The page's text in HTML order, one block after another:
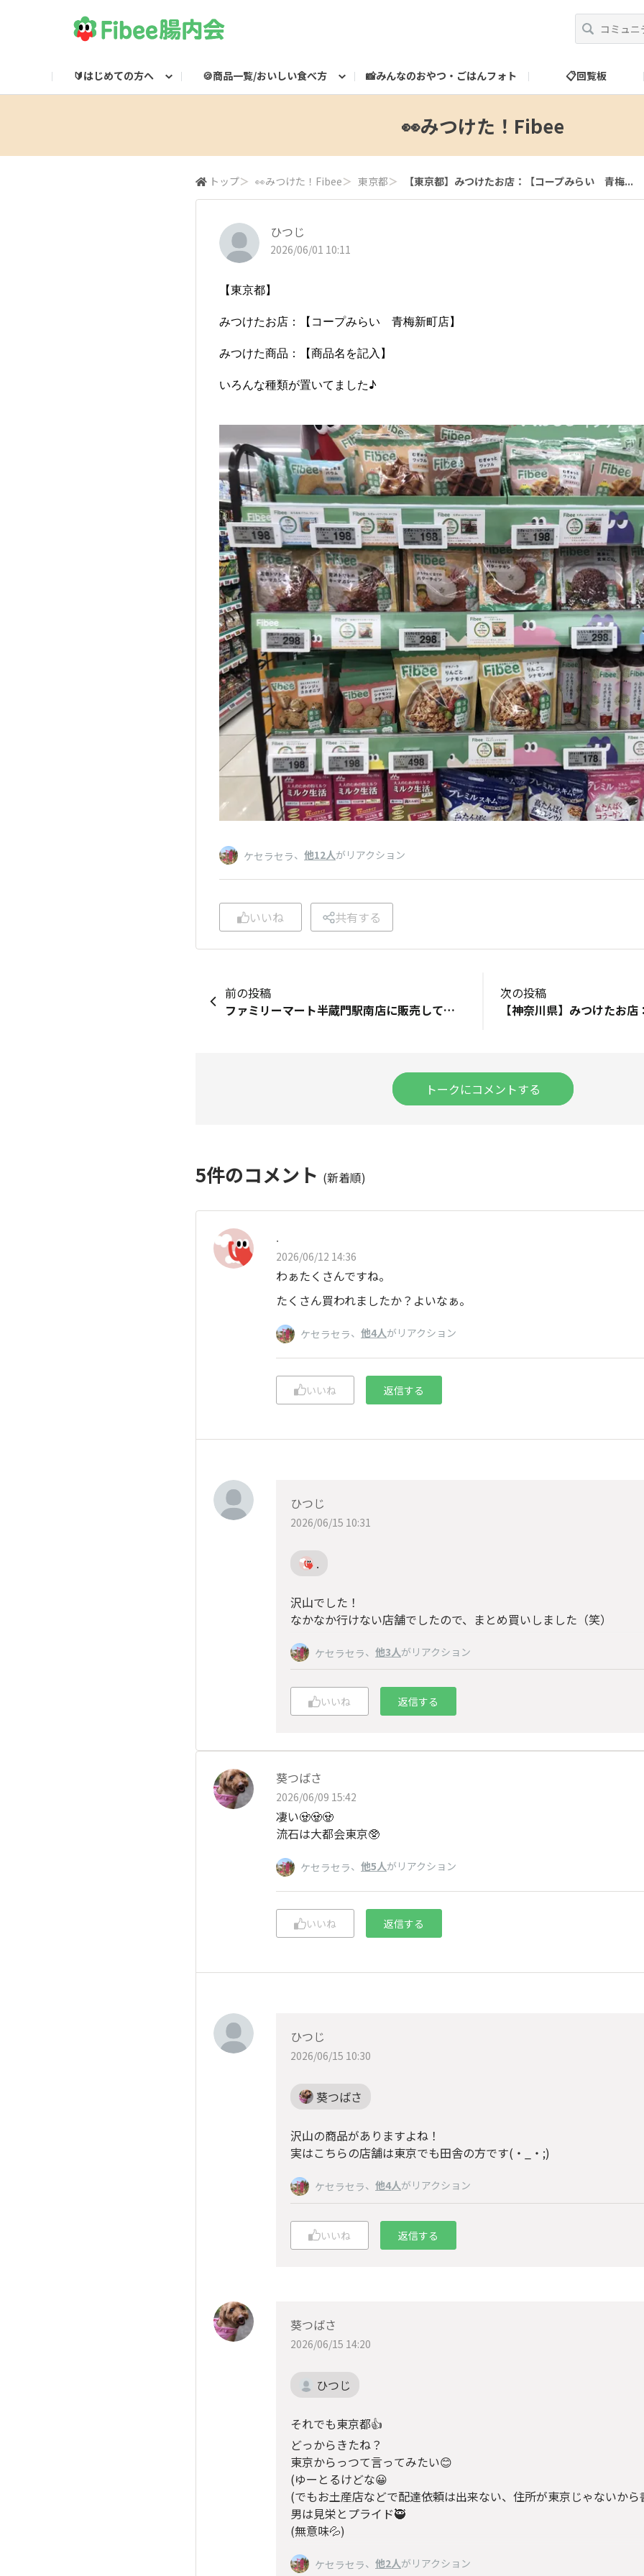
🔰はじめての方へ 🍪商品一覧/おいしい食べ方 📸みんなのおやつ・ごはんフォト 📋回覧板
👀みつけた！Fibee
トップ＞ 👀みつけた！Fibee＞ 東京都＞ 【東京都】みつけたお店：【コープみらい 青梅...
ひつじ
2026/06/01 10:11
【東京都】
みつけたお店：【コープみらい 青梅新町店】
みつけた商品：【商品名を記入】
いろんな種類が置いてました♪
ケセラセラ、 他12人がリアクション
いいね 共有する
前の投稿
ファミリーマート半蔵門駅南店に販売して欲しいです😃
次の投稿
トークにコメントする
5件のコメント (新着順)
.
2026/06/12 14:36
わぁたくさんですね。
たくさん買われましたか？よいなぁ。
ケセラセラ、 他4人がリアクション
いいね 返信する
ひつじ
2026/06/15 10:31
.
沢山でした！
なかなか行けない店舗でしたので、まとめ買いしました（笑）
ケセラセラ、 他3人がリアクション
いいね 返信する
葵つばさ
2026/06/09 15:42
凄い🧟🧟🧟
流石は大都会東京🥸
ケセラセラ、 他5人がリアクション
いいね 返信する
ひつじ
2026/06/15 10:30
葵つばさ
沢山の商品がありますよね！
実はこちらの店舗は東京でも田舎の方です(・_・;)
ケセラセラ、 他4人がリアクション
いいね 返信する
葵つばさ
2026/06/15 14:20
ひつじ
それでも東京都👍
どっからきたね？
東京からっつて言ってみたい😊
(ゆーとるけどな😀
(でもお土産店などで配達依頼は出来ない、住所が東京じゃないか
男は見栄とプライド🥷
(無意味💦)
ケセラセラ、 他2人がリアクション